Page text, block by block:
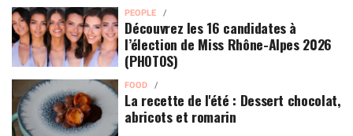
PEOPLE
Découvrez les 16 candidates à
l’élection de Miss Rhône-Alpes 2026
(PHOTOS)
FOOD
La recette de l'été : Dessert chocolat,
abricots et romarin